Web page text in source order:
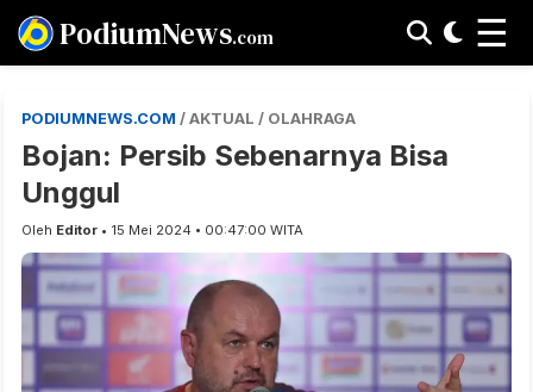
PodiumNews.com ☰
PODIUMNEWS.COM / AKTUAL / OLAHRAGA
Bojan: Persib Sebenarnya Bisa
Unggul
Oleh Editor • 15 Mei 2024 • 00:47:00 WITA